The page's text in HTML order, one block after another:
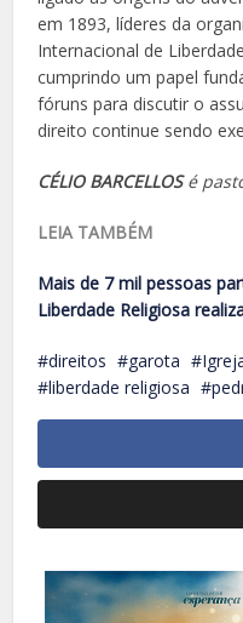
em 1893, líderes da
Internacional de
cumprindo um papel
fóruns para discutir o
direito continue sendo
CÉLIO BARCELLOSé
LEIA TAMBÉM
Mais de 7 mil pessoas
Liberdade Religiosa
direitos garota
liberdade religiosa